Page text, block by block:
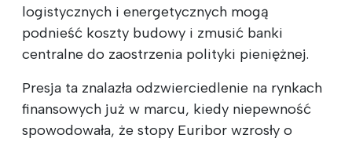
logistycznych i energetycznych mogą
podnieść koszty budowy i zmusić banki
centralne do zaostrzenia polityki pieniężnej.
Presja ta znalazła odzwierciedlenie na rynkach
finansowych już w marcu, kiedy niepewność
spowodowała, że stopy Euribor wzrosły o